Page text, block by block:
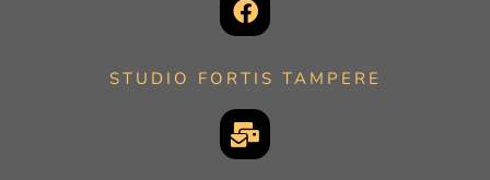
STUDIO FORTIS TAMPERE